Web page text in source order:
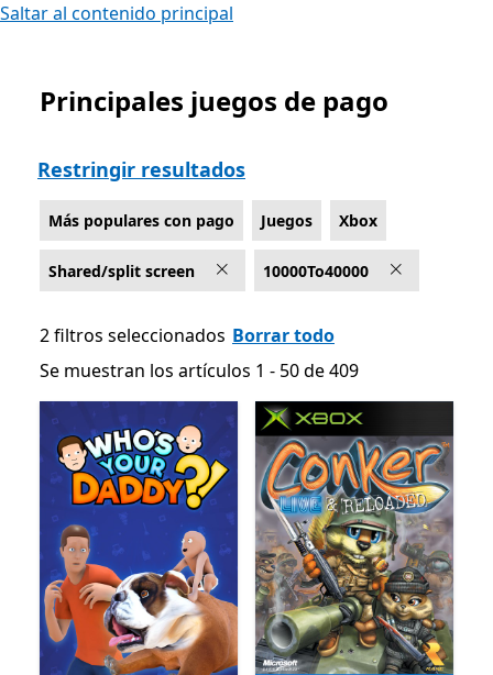
Saltar al contenido principal
Lista Microsoft.com
Principales juegos de pago
Restringir resultados
Más populares con pago Juegos Xbox
Shared/split screen 10000To40000
2 filtros seleccionados Borrar todo
Se muestran los artículos 1 - 50 de 409
Se muestran los artículos 1 - 50 de 409